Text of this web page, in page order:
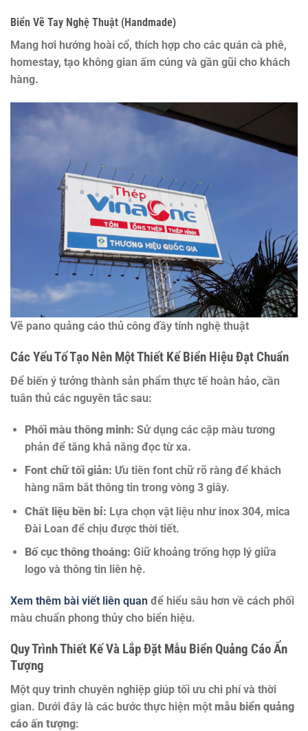
Biển Vẽ Tay Nghệ Thuật (Handmade)
Mang hơi hướng hoài cổ, thích hợp cho các quán cà phê,
homestay, tạo không gian ấm cúng và gần gũi cho khách
hàng.
Vẽ pano quảng cáo thủ công đầy tính nghệ thuật
Các Yếu Tố Tạo Nên Một Thiết Kế Biển Hiệu Đạt Chuẩn
Để biến ý tưởng thành sản phẩm thực tế hoàn hảo, cần
tuân thủ các nguyên tắc sau:
Phối màu thông minh: Sử dụng các cặp màu tương
phản để tăng khả năng đọc từ xa.
Font chữ tối giản: Ưu tiên font chữ rõ ràng để khách
hàng nắm bắt thông tin trong vòng 3 giây.
Chất liệu bền bỉ: Lựa chọn vật liệu như inox 304, mica
Đài Loan để chịu được thời tiết.
Bố cục thông thoáng: Giữ khoảng trống hợp lý giữa
logo và thông tin liên hệ.
Xem thêm bài viết liên quan để hiểu sâu hơn về cách phối
màu chuẩn phong thủy cho biển hiệu.
Quy Trình Thiết Kế Và Lắp Đặt Mẫu Biển Quảng Cáo Ấn
Tượng
Một quy trình chuyên nghiệp giúp tối ưu chi phí và thời
gian. Dưới đây là các bước thực hiện một mẫu biển quảng
cáo ấn tượng: